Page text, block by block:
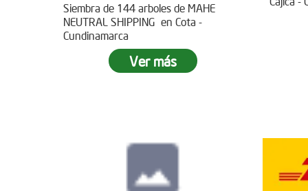
Siembra de 144 arboles de MAHE
NEUTRAL SHIPPING en Cota -
Cundinamarca
Ver más